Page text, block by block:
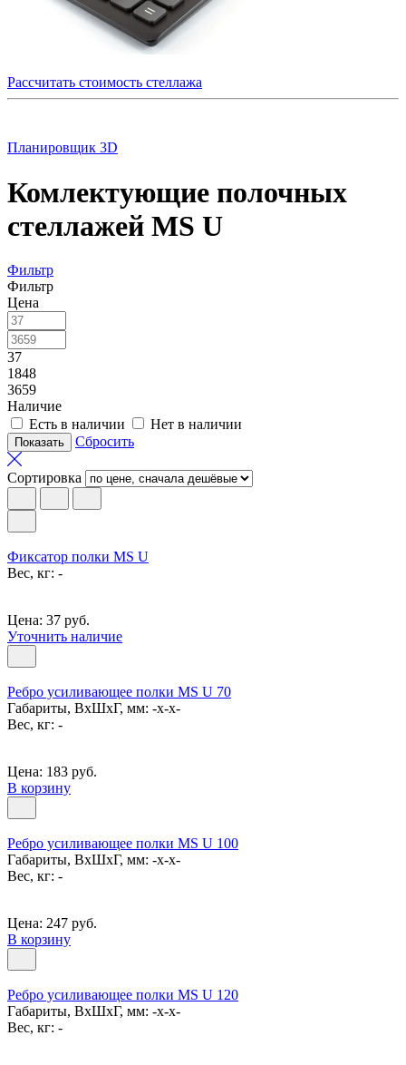
Рассчитать стоимость стеллажа
Планировщик 3D
Комлектующие полочных
стеллажей MS U
Фильтр
Фильтр
Цена
37
1848
3659
Наличие
Есть в наличии
Нет в наличии
Сбросить
Сортировка
Фиксатор полки MS U
Вес, кг: -
Цена: 37 руб.
Уточнить наличие
Ребро усиливающее полки MS U 70
Габариты, ВxШxГ, мм: -x-x-
Вес, кг: -
Цена: 183 руб.
В корзину
Ребро усиливающее полки MS U 100
Габариты, ВxШxГ, мм: -x-x-
Вес, кг: -
Цена: 247 руб.
В корзину
Ребро усиливающее полки MS U 120
Габариты, ВxШxГ, мм: -x-x-
Вес, кг: -